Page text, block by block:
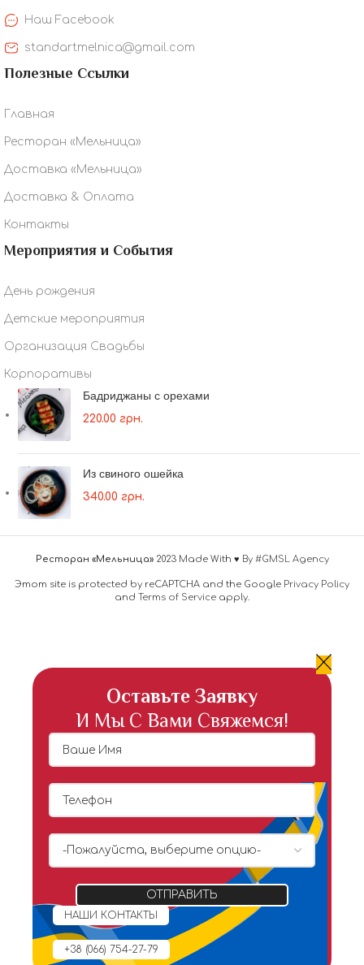
Наш Facebook
standartmelnica@gmail.com
Полезные Ссылки
Главная
Ресторан «Мельница»
Доставка «Мельница»
Доставка & Оплата
Контакты
Мероприятия и События
День рождения
Детские мероприятия
Организация Свадьбы
Корпоративы
Бадриджаны с орехами
220.00 грн.
Из свиного ошейка
340.00 грн.
Ресторан «Мельница» 2023 Made With ♥ By #GMSL Agency
Этот site is protected by reCAPTCHA and the Google Privacy Policy
and
Terms of Service apply.
Оставьте Заявку
И Мы С Вами Свяжемся!
НАШИ КОНТАКТЫ
+38 (066) 754-27-79